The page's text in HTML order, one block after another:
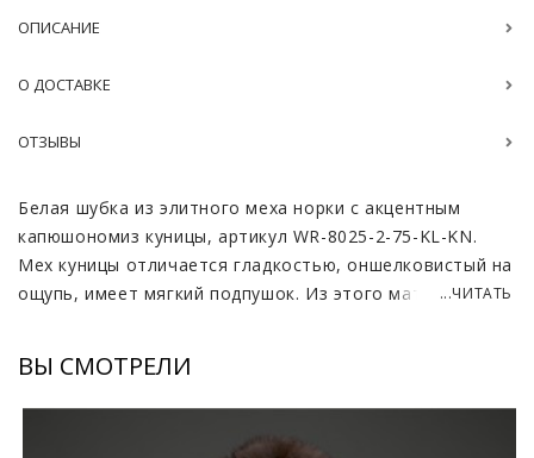
ОПИСАНИЕ
О ДОСТАВКЕ
ОТЗЫВЫ
Белая шубка из элитного меха норки с акцентным
капюшономиз куницы, артикул WR-8025-2-75-KL-KN.
Мех куницы отличается гладкостью, оншелковистый на
ощупь, имеет мягкий подпушок. Из этого материала
горловины поможет спрятаться от пронизывающего
ветра иудобен в носке.
Основная часть шубы выполнена из благородной
...ЧИТАТЬ
ВЫ СМОТРЕЛИ